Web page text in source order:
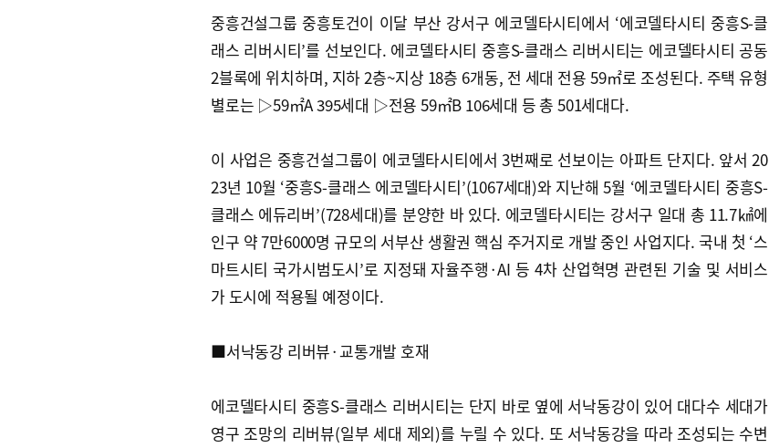
중흥건설그룹 중흥토건이 이달 부산 강서구 에코델타시티에서 ‘에코델타시티 중흥S-클
래스 리버시티’를 선보인다. 에코델타시티 중흥S-클래스 리버시티는 에코델타시티 공동
2블록에 위치하며, 지하 2층~지상 18층 6개동, 전 세대 전용 59㎡로 조성된다. 주택 유형
별로는 ▷59㎡A 395세대 ▷전용 59㎡B 106세대 등 총 501세대다.
이 사업은 중흥건설그룹이 에코델타시티에서 3번째로 선보이는 아파트 단지다. 앞서 20
23년 10월 ‘중흥S-클래스 에코델타시티’(1067세대)와 지난해 5월 ‘에코델타시티 중흥S-
클래스 에듀리버’(728세대)를 분양한 바 있다. 에코델타시티는 강서구 일대 총 11.7㎢에
인구 약 7만6000명 규모의 서부산 생활권 핵심 주거지로 개발 중인 사업지다. 국내 첫 ‘스
마트시티 국가시범도시’로 지정돼 자율주행·AI 등 4차 산업혁명 관련된 기술 및 서비스
가 도시에 적용될 예정이다.
■서낙동강 리버뷰·교통개발 호재
에코델타시티 중흥S-클래스 리버시티는 단지 바로 옆에 서낙동강이 있어 대다수 세대가
영구 조망의 리버뷰(일부 세대 제외)를 누릴 수 있다. 또 서낙동강을 따라 조성되는 수변